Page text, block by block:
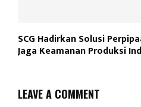
SCG Hadirkan Solusi
Jaga Keamanan Produksi
LEAVE A COMMENT